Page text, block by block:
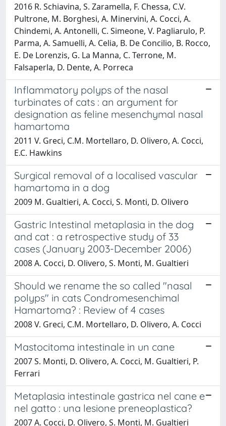
2016 R. Schiavina, S. Zaramella, F. Chessa, C.V.
Pultrone, M. Borghesi, A. Minervini, A. Cocci, A.
Chindemi, A. Antonelli, C. Simeone, V. Pagliarulo, P.
Parma, A. Samuelli, A. Celia, B. De Concilio, B. Rocco,
E. De Lorenzis, G. La Manna, C. Terrone, M.
Falsaperla, D. Dente, A. Porreca
Inflammatory polyps of the nasal
turbinates of cats : an argument for
designation as feline mesenchymal nasal
hamartoma
2011 V. Greci, C.M. Mortellaro, D. Olivero, A. Cocci,
E.C. Hawkins
Surgical removal of a localised vascular
hamartoma in a dog
2009 M. Gualtieri, A. Cocci, S. Monti, D. Olivero
Gastric Intestinal metaplasia in the dog
and cat : a retrospective study of 33
cases (January 2003-December 2006)
2008 A. Cocci, D. Olivero, S. Monti, M. Gualtieri
Should we rename the so called "nasal
polyps" in cats Condromesenchimal
Hamartoma? : Review of 4 cases
2008 V. Greci, C.M. Mortellaro, D. Olivero, A. Cocci
Mastocitoma intestinale in un cane
2007 S. Monti, D. Olivero, A. Cocci, M. Gualtieri, P.
Ferrari
Metaplasia intestinale gastrica nel cane e
nel gatto : una lesione preneoplastica?
2007 A. Cocci, D. Olivero, S. Monti, M. Gualtieri